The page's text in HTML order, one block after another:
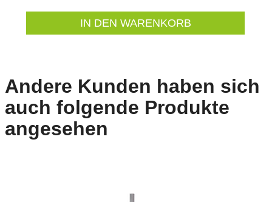
IN DEN WARENKORB
Andere Kunden haben sich
auch folgende Produkte
angesehen